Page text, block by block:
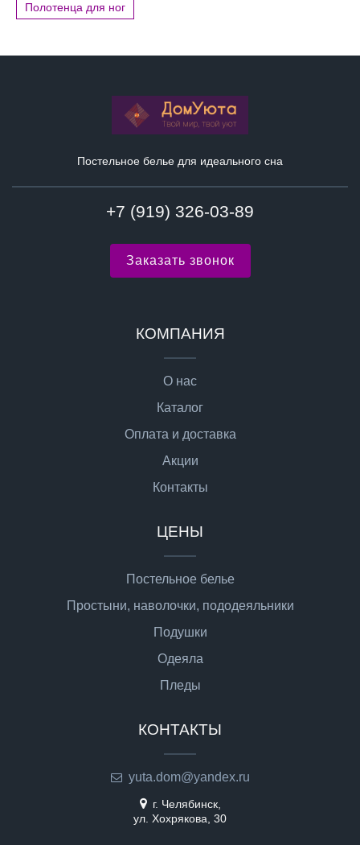
Полотенца для ног
Постельное белье для идеального сна
+7 (919) 326-03-89
Заказать звонок
КОМПАНИЯ
О нас
Каталог
Оплата и доставка
Акции
Контакты
ЦЕНЫ
Постельное белье
Простыни, наволочки, пододеяльники
Подушки
Одеяла
Пледы
КОНТАКТЫ
yuta.dom@yandex.ru
г. Челябинск,
ул. Хохрякова, 30